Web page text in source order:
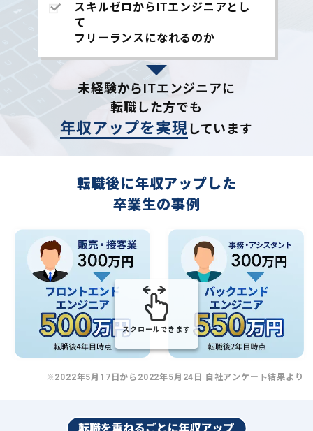
スキルゼロからITエンジニアとし
て
フリーランスになれるのか
未経験からITエンジニアに
転職した方でも
年収アップを実現しています
転職後に年収アップした
卒業生の事例
スクロールできます
※2022年5月17日から2022年5月24日 自社アンケート結果より